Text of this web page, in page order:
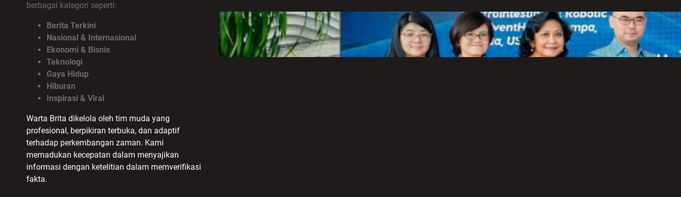
berbagai kategori seperti:
Berita Terkini
Nasional & Internasional
Ekonomi & Bisnis
Teknologi
Gaya Hidup
Hiburan
Inspirasi & Viral
Warta Brita dikelola oleh tim muda yang
profesional, berpikiran terbuka, dan adaptif
terhadap perkembangan zaman. Kami
memadukan kecepatan dalam menyajikan
informasi dengan ketelitian dalam memverifikasi
fakta.
Robot Operasi Paling Canggih di
Dunia Kini Hadir di Indonesia
Melalui RS Mandaya Puri
Senin, 20 Juli 2026 – 13:50